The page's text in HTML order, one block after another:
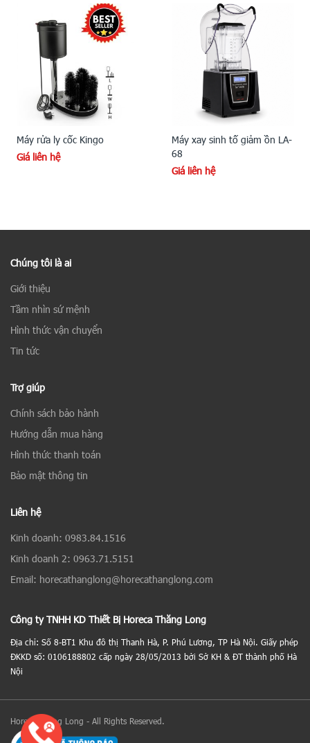
Máy rửa ly cốc Kingo
Giá liên hệ
Máy xay sinh tố giảm ồn LA-
68
Giá liên hệ
Chúng tôi là ai
Giới thiệu
Tầm nhìn sứ mệnh
Hình thức vận chuyển
Tin tức
Trợ giúp
Chính sách bảo hành
Hướng dẫn mua hàng
Hình thức thanh toán
Bảo mật thông tin
Liên hệ
Kinh doanh: 0983.84.1516
Kinh doanh 2: 0963.71.5151
Email: horecathanglong@horecathanglong.com
Công ty TNHH KD Thiết Bị Horeca Thăng Long
Địa chỉ: Số 8-BT1 Khu đô thị Thanh Hà, P. Phú Lương, TP Hà Nội. Giấy phép
ĐKKD số: 0106188802 cấp ngày 28/05/2013 bởi Sở KH & ĐT thành phố Hà
Nội
Horeca Thăng Long - All Rights Reserved.